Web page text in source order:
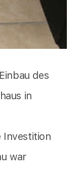
des
in
Investition
war